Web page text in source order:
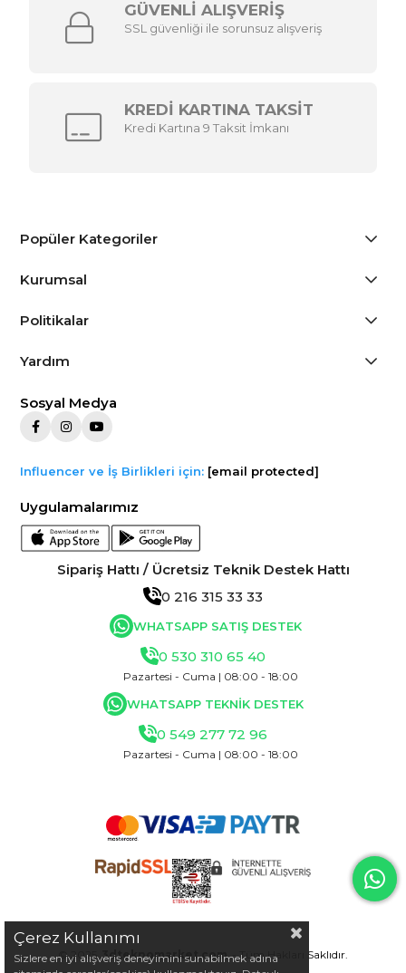
GÜVENLİ ALIŞVERİŞ
SSL güvenliği ile sorunsuz alışveriş
KREDİ KARTINA TAKSİT
Kredi Kartına 9 Taksit İmkanı
Popüler Kategoriler
Kurumsal
Politikalar
Yardım
Sosyal Medya
Influencer ve İş Birlikleri için: [email protected]
Uygulamalarımız
Sipariş Hattı / Ücretsiz Teknik Destek Hattı
0 216 315 33 33
WHATSAPP SATIŞ DESTEK
0 530 310 65 40
Pazartesi - Cuma | 08:00 - 18:00
WHATSAPP TEKNİK DESTEK
0 549 277 72 96
Pazartesi - Cuma | 08:00 - 18:00
© 2025 3dteknomarket.com - Tüm Hakları Saklıdır.
Çerez Kullanımı
Sizlere en iyi alışveriş deneyimini sunabilmek adına